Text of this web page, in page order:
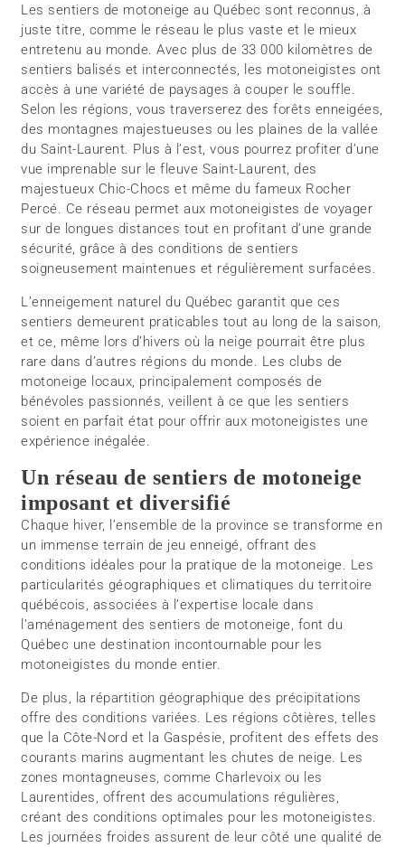
Les sentiers de motoneige au Québec sont reconnus, à
juste titre, comme le réseau le plus vaste et le mieux
entretenu au monde. Avec plus de 33 000 kilomètres de
sentiers balisés et interconnectés, les motoneigistes ont
accès à une variété de paysages à couper le souffle.
Selon les régions, vous traverserez des forêts enneigées,
des montagnes majestueuses ou les plaines de la vallée
du Saint-Laurent. Plus à l’est, vous pourrez profiter d’une
vue imprenable sur le fleuve Saint-Laurent, des
majestueux Chic-Chocs et même du fameux Rocher
Percé. Ce réseau permet aux motoneigistes de voyager
sur de longues distances tout en profitant d’une grande
sécurité, grâce à des conditions de sentiers
soigneusement maintenues et régulièrement surfacées.
L’enneigement naturel du Québec garantit que ces
sentiers demeurent praticables tout au long de la saison,
et ce, même lors d’hivers où la neige pourrait être plus
rare dans d’autres régions du monde. Les clubs de
motoneige locaux, principalement composés de
bénévoles passionnés, veillent à ce que les sentiers
soient en parfait état pour offrir aux motoneigistes une
expérience inégalée.
Un réseau de sentiers de motoneige
imposant et diversifié
Chaque hiver, l’ensemble de la province se transforme en
un immense terrain de jeu enneigé, offrant des
conditions idéales pour la pratique de la motoneige. Les
particularités géographiques et climatiques du territoire
québécois, associées à l’expertise locale dans
l’aménagement des sentiers de motoneige, font du
Québec une destination incontournable pour les
motoneigistes du monde entier.
De plus, la répartition géographique des précipitations
offre des conditions variées. Les régions côtières, telles
que la Côte-Nord et la Gaspésie, profitent des effets des
courants marins augmentant les chutes de neige. Les
zones montagneuses, comme Charlevoix ou les
Laurentides, offrent des accumulations régulières,
créant des conditions optimales pour les motoneigistes.
Les journées froides assurent de leur côté une qualité de